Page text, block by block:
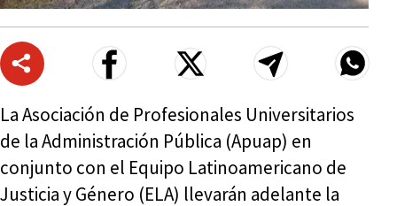
La Asociación de Profesionales Universitarios
de la Administración Pública (Apuap) en
conjunto con el Equipo Latinoamericano de
Justicia y Género (ELA) llevarán adelante la